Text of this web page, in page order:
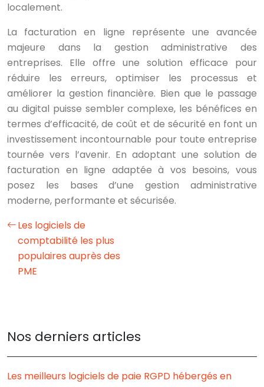
localement.
La facturation en ligne représente une avancée
majeure dans la gestion administrative des
entreprises. Elle offre une solution efficace pour
réduire les erreurs, optimiser les processus et
améliorer la gestion financière. Bien que le passage
au digital puisse sembler complexe, les bénéfices en
termes d’efficacité, de coût et de sécurité en font un
investissement incontournable pour toute entreprise
tournée vers l’avenir. En adoptant une solution de
facturation en ligne adaptée à vos besoins, vous
posez les bases d’une gestion administrative
moderne, performante et sécurisée.
Les logiciels de
comptabilité les plus
populaires auprès des
PME
Nos derniers articles
Les meilleurs logiciels de paie RGPD hébergés en